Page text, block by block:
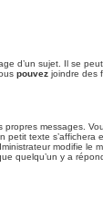
d’un sujet. Il se
pouvez joindre des
messages.
texte
modifie
quelqu’un y a